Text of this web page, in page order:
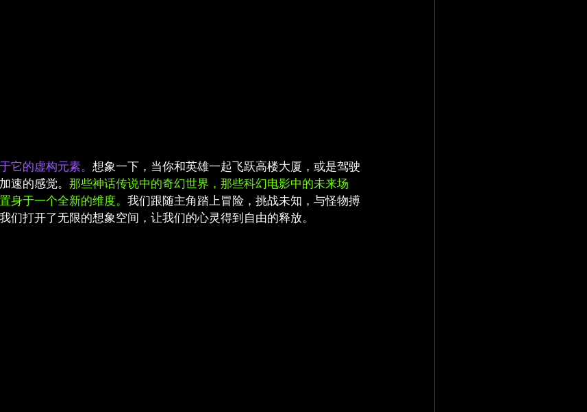
它的虚构元素。 想象一下，当你和英雄一起飞跃高楼大厦，或是驾驶
速的感觉。 那些神话传说中的奇幻世界，那些科幻电影中的未来场
身于一个全新的维度。 我们跟随主角踏上冒险，挑战未知，与怪物搏
们打开了无限的想象空间，让我们的心灵得到自由的释放。